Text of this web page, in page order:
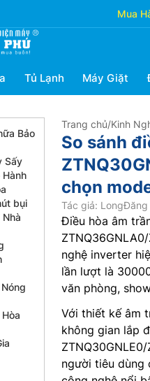
Mua
Tủ Lạnh Máy Giặt
Bảo
Sấy
Hành
bụi
Trang chủ/Kinh
So sánh
chọn
Tác giả: LongĐăng
Điều hòa âm
nghệ inverter
lần lượt là
văn phòng,
Với thiết kế âm
không gian lắp
người tiêu dùng